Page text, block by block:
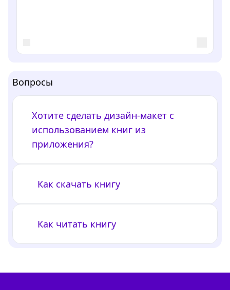
Вопросы
Хотите сделать дизайн-макет с
использованием книг из
приложения?
Как скачать книгу
Как читать книгу